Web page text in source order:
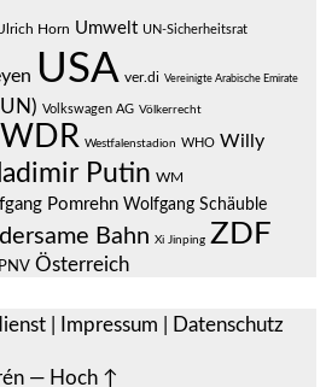
Horn Umwelt UN-Sicherheitsrat
USA ver.di Vereinigte Arabische Emirate
Volkswagen AG Völkerrecht
WDR Westfalenstadion WHO Willy
Putin WM
Pomrehn Wolfgang Schäuble
Bahn Xi Jinping ZDF
Österreich
Impressum Datenschutz
— Hoch ↑